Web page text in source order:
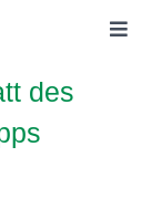
des